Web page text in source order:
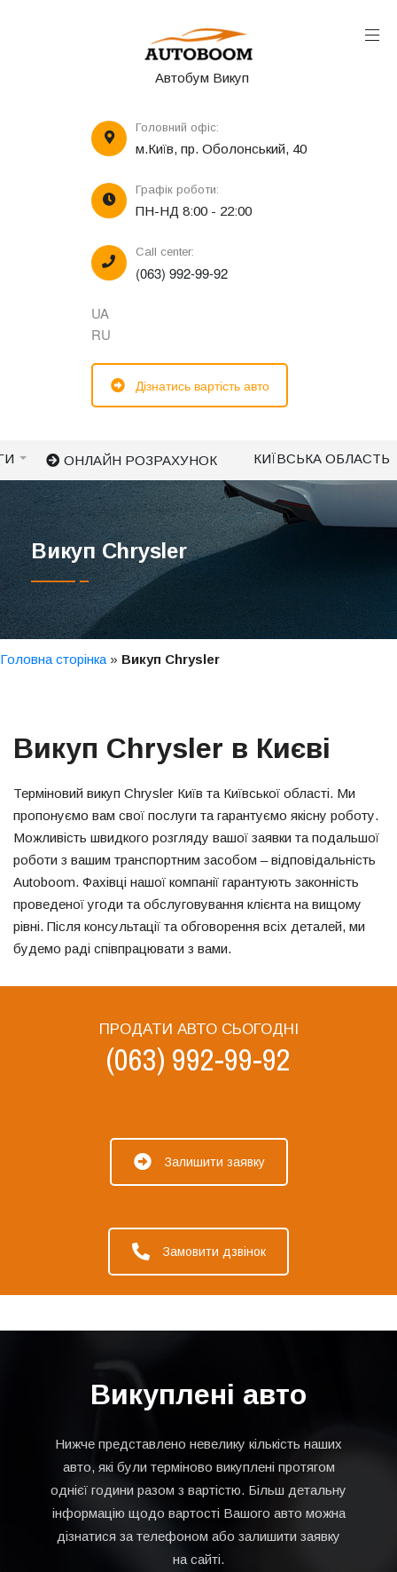
Автобум Викуп
Головний офіс:
м.Київ, пр. Оболонський, 40
Графік роботи:
ПН-НД 8:00 - 22:00
Call center:
(063) 992-99-92
UA
RU
Дізнатись вартість авто
ОНЛАЙН РОЗРАХУНОК КИЇВСЬКА ОБЛАСТЬ
Викуп Chrysler
Головна сторінка » Викуп Chrysler
Викуп Chrysler в Києві
Терміновий викуп Chrysler Київ та Київської області. Ми
пропонуємо вам свої послуги та гарантуємо якісну роботу.
Можливість швидкого розгляду вашої заявки та подальшої
роботи з вашим транспортним засобом – відповідальність
Autoboom. Фахівці нашої компанії гарантують законність
проведеної угоди та обслуговування клієнта на вищому
рівні. Після консультації та обговорення всіх деталей, ми
будемо раді співпрацювати з вами.
ПРОДАТИ АВТО СЬОГОДНІ
(063) 992-99-92
Залишити заявку
Замовити дзвінок
Викуплені авто
Нижче представлено невелику кількість наших
авто, які були терміново викуплені протягом
однієї години разом з вартістю. Більш детальну
інформацію щодо вартості Вашого авто можна
дізнатися за телефоном або залишити заявку
на сайті.